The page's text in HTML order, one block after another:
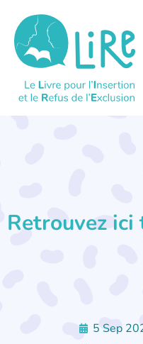
Retrouvez ici
5 Sep